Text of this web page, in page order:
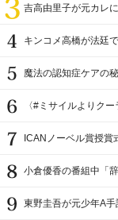
吉高由里子が元カレ
キンコメ高橋が法廷
魔法の認知症ケアの
〈#ミサイルよりク
ICANノーベル賞授
小倉優香の番組中「
東野圭吾が元少年A